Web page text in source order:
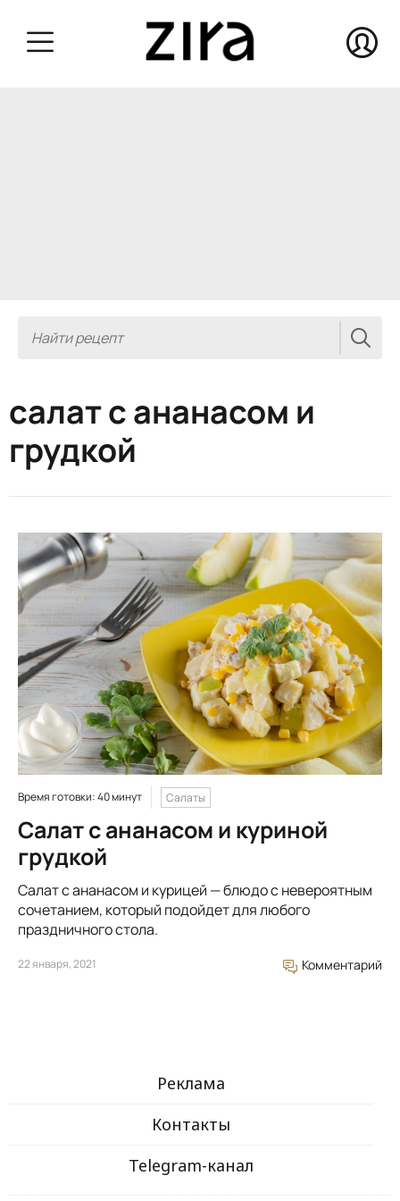
салат с ананасом и
грудкой
Время готовки: 40 минут Салаты
Салат с ананасом и куриной
грудкой
Салат с ананасом и курицей — блюдо с невероятным
сочетанием, который подойдет для любого
праздничного стола.
22 января, 2021 Комментарий
Реклама
Контакты
Telegram-канал